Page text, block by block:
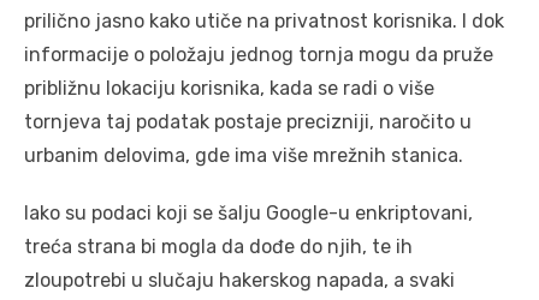
prilično jasno kako utiče na privatnost korisnika. I dok
informacije o položaju jednog tornja mogu da pruže
približnu lokaciju korisnika, kada se radi o više
tornjeva taj podatak postaje precizniji, naročito u
urbanim delovima, gde ima više mrežnih stanica.
Iako su podaci koji se šalju Google-u enkriptovani,
treća strana bi mogla da dođe do njih, te ih
zloupotrebi u slučaju hakerskog napada, a svaki